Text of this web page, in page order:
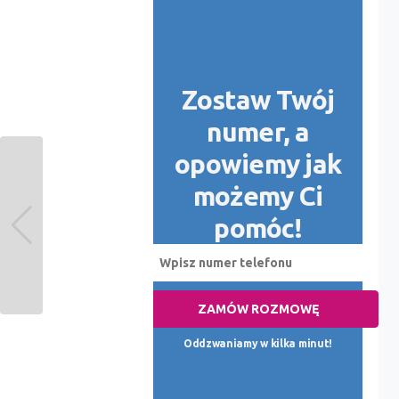
Zostaw Twój
numer, a
opowiemy jak
możemy Ci
pomóc!
ZAMÓW ROZMOWĘ
Oddzwaniamy w kilka minut!